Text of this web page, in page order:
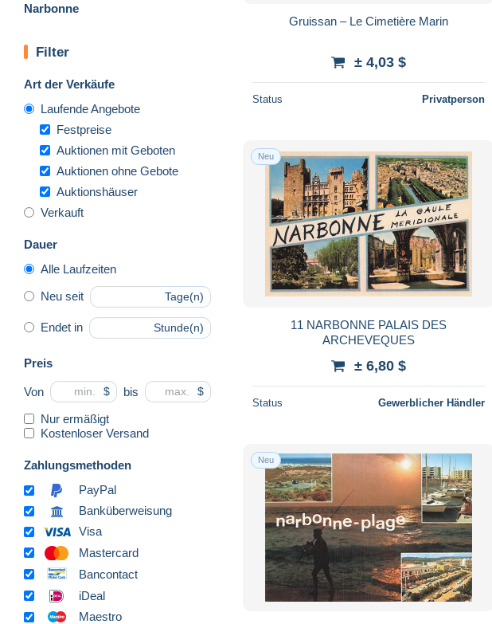
Narbonne
Filter
Art der Verkäufe
Laufende Angebote
Festpreise
Auktionen mit Geboten
Auktionen ohne Gebote
Auktionshäuser
Verkauft
Dauer
Alle Laufzeiten
Neu seit Tage(n)
Endet in Stunde(n)
Preis
Von $ bis $
Nur ermäßigt
Kostenloser Versand
Zahlungsmethoden
PayPal
Banküberweisung
Visa
Mastercard
Bancontact
iDeal
Maestro
Gruissan – Le Cimetière Marin
± 4,03 $
Status Privatperson
Neu
11 NARBONNE PALAIS DES
ARCHEVEQUES
± 6,80 $
Status Gewerblicher Händler
Neu